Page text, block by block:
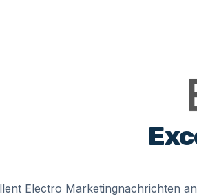
Electro Marketingnachrichten